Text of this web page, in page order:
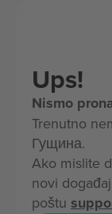
Ups!
Nismo
Trenutno
Гущина.
Ako mislite
novi
poštu